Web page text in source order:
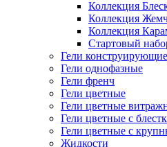
Коллекция
Коллекция
Коллекция
Стартовый
Гели конструирующие
Гели однофазные
Гели френч
Гели цветные
Гели цветные
Гели цветные с
Гели цветные с
Жидкости